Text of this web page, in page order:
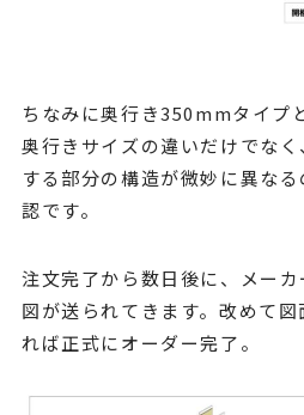
ちなみに奥行き350mmタイプ
奥行きサイズの違いだけでな
する部分の構造が微妙に異な
認です。
注文完了から数日後に、メー
図が送られてきます。改めて
れば正式にオーダー完了。